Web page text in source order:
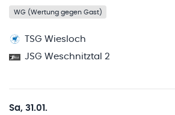
WG (Wertung gegen Gast)
TSG Wiesloch
JSG Weschnitztal 2
Sa, 31.01.